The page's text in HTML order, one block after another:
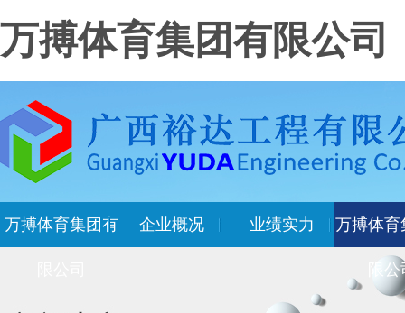
万搏体育集团有限公司
万搏体育集团有 企业概况 业绩实力 万搏体育
限